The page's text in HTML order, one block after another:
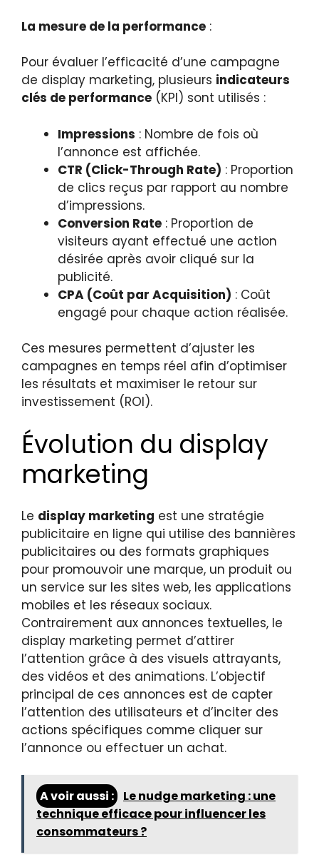
La mesure de la performance :
Pour évaluer l’efficacité d’une campagne
de display marketing, plusieurs indicateurs
clés de performance (KPI) sont utilisés :
Impressions : Nombre de fois où
l’annonce est affichée.
CTR (Click-Through Rate) : Proportion
de clics reçus par rapport au nombre
d’impressions.
Conversion Rate : Proportion de
visiteurs ayant effectué une action
désirée après avoir cliqué sur la
publicité.
CPA (Coût par Acquisition) : Coût
engagé pour chaque action réalisée.
Ces mesures permettent d’ajuster les
campagnes en temps réel afin d’optimiser
les résultats et maximiser le retour sur
investissement (ROI).
Évolution du display
marketing
Le display marketing est une stratégie
publicitaire en ligne qui utilise des bannières
publicitaires ou des formats graphiques
pour promouvoir une marque, un produit ou
un service sur les sites web, les applications
mobiles et les réseaux sociaux.
Contrairement aux annonces textuelles, le
display marketing permet d’attirer
l’attention grâce à des visuels attrayants,
des vidéos et des animations. L’objectif
principal de ces annonces est de capter
l’attention des utilisateurs et d’inciter des
actions spécifiques comme cliquer sur
l’annonce ou effectuer un achat.
A voir aussi :
Le nudge marketing : une
technique efficace pour influencer les
consommateurs ?